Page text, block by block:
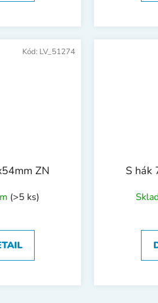
ZN
(>5 ks)
Kód: LV_51274
S hák